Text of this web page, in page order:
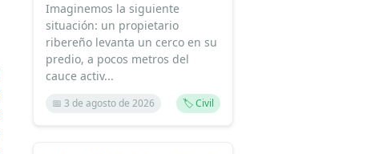
Imaginemos la siguiente
situación: un propietario
ribereño levanta un cerco en su
predio, a pocos metros del
cauce activ...
📅 3 de agosto de 2026 🏷️ Civil